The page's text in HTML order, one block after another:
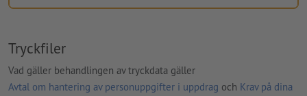
Tryckfiler
Vad gäller behandlingen av tryckdata gäller
Avtal om hantering av personuppgifter i uppdrag och Krav på dina